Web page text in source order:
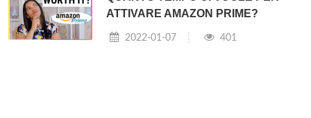
ATTIVARE AMAZON PRIME?
2022-01-07 401